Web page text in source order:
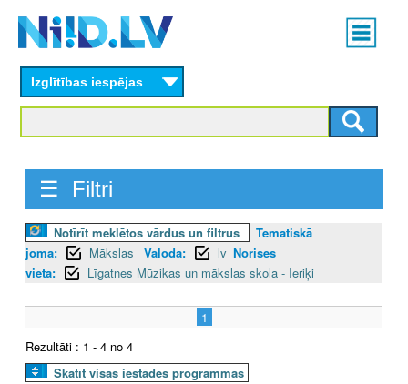
content
Main
menu
Izglītības iespējas
☰ Filtri
Notīrīt meklētos vārdus un filtrus
Tematiskā
joma:
Mākslas Valoda: lv Norises
vieta:
Līgatnes Mūzikas un mākslas skola - Ieriķi
1
Rezultāti : 1 - 4 no 4
Skatīt visas iestādes programmas